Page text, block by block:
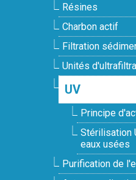
Résines
Charbon actif
Filtration
Unités
UV
Principe
Stérilisation
eaux usées
Purification de